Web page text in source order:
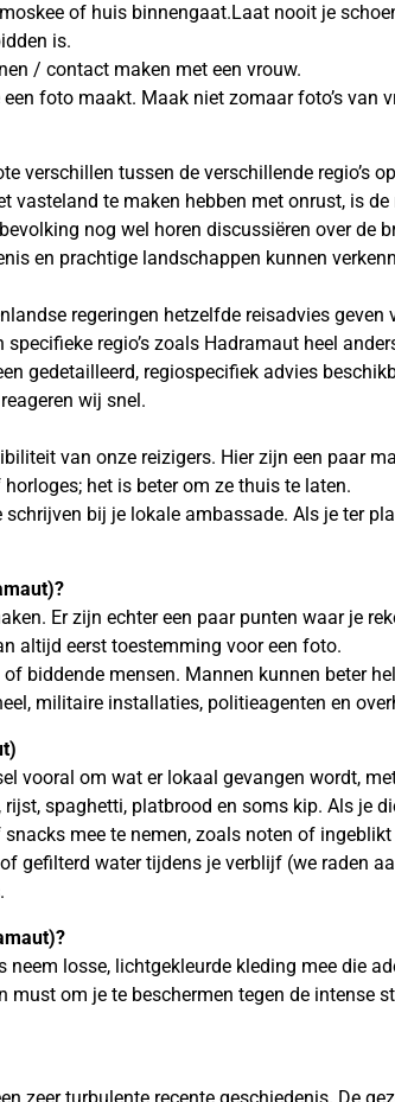
of huis binnengaat.Laat nooit je
is.
/ contact maken met een vrouw.
foto maakt. Maak niet zomaar foto’s van
verschillen tussen de verschillende regio’s
vasteland te maken hebben met onrust, is
nog wel horen discussiëren over
en prachtige landschappen kunnen
regeringen hetzelfde reisadvies
regio’s zoals Hadramaut heel
gedetailleerd, regiospecifiek advies
wij snel.
van onze reizigers. Hier zijn een paar
het is beter om ze thuis te laten.
bij je lokale ambassade. Als je ter
Er zijn echter een paar punten waar je
altijd eerst toestemming voor een foto.
biddende mensen. Mannen kunnen beter
militaire installaties, politieagenten en
vooral om wat er lokaal gevangen wordt,
spaghetti, platbrood en soms kip. Als je
mee te nemen, zoals noten of
gefilterd water tijdens je verblijf (we raden
neem losse, lichtgekleurde kleding mee die
om je te beschermen tegen de intense